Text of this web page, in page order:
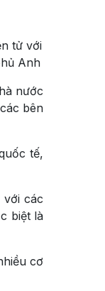
tử với
Anh
nước
bên
tế,
với các
biệt là
cơ